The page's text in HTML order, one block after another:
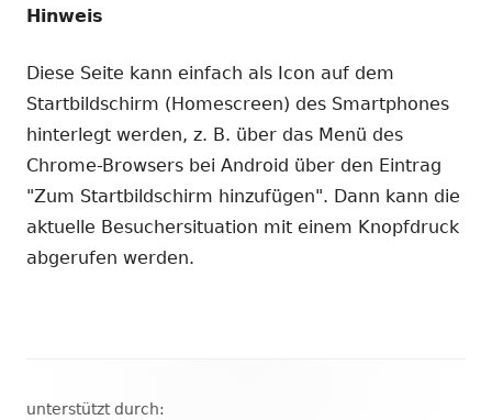
Hinweis
Diese Seite kann einfach als Icon auf dem
Startbildschirm (Homescreen) des Smartphones
hinterlegt werden, z. B. über das Menü des
Chrome-Browsers bei Android über den Eintrag
"Zum Startbildschirm hinzufügen". Dann kann die
aktuelle Besuchersituation mit einem Knopfdruck
abgerufen werden.
unterstützt durch: